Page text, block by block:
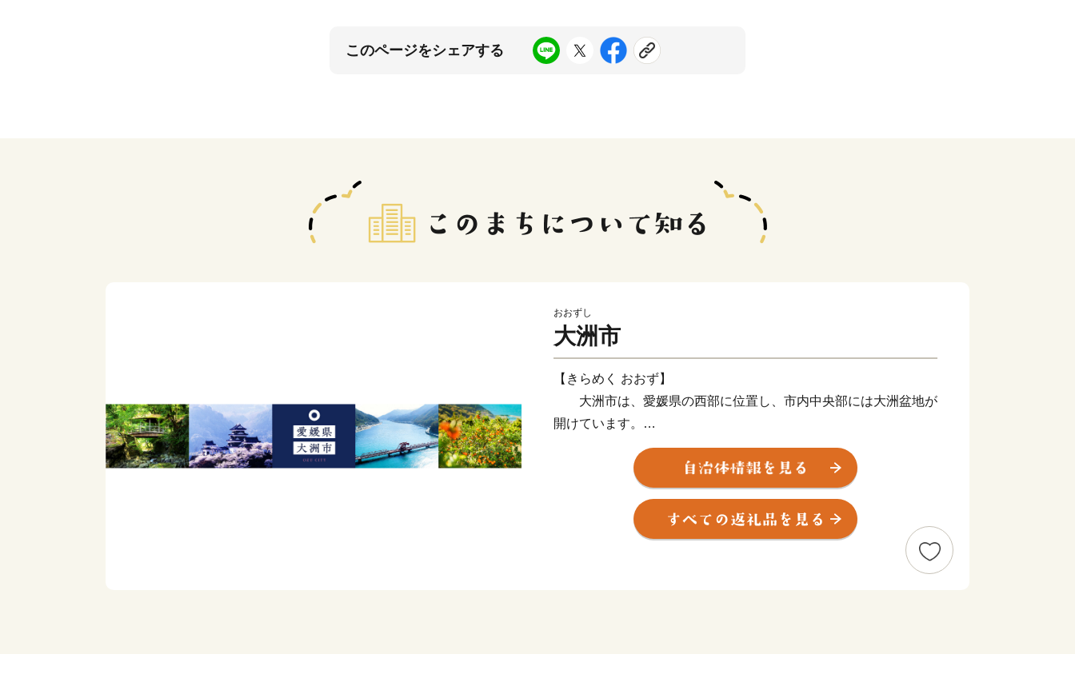
このページをシェアする
おおずし
大洲市
【きらめく おおず】
大洲市は、愛媛県の西部に位置し、市内中央部には大洲盆地が
開けています。
市内を流れる一級河川肱川（ひじかわ）は、東部の山間地域か
ら盆地を沿うように流れ、瀬戸内海の伊予灘に注いでいます。この
ような地形から霧の発生が多く、秋から冬にかけては発生した霧が
肱川を下り白い霧を伴った冷たい強風が河口を吹き抜ける気象現象
「肱川あらし」がみられます。
当市では、肱川の流域ごとに暮らしが異なり、上流域では「河